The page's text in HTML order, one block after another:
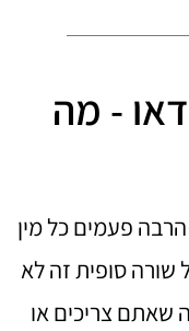
- מה
פעמים כל מין
שורה סופית זה לא
שאתם צריכים או